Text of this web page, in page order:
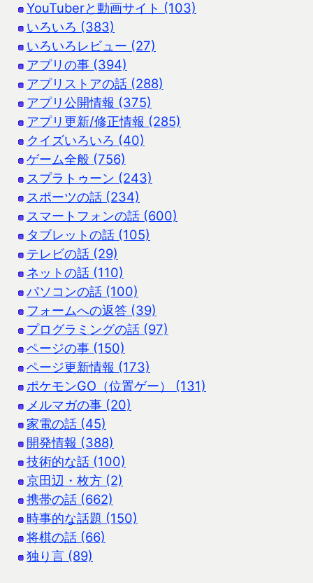
YouTuberと動画サイト (103)
いろいろ (383)
いろいろレビュー (27)
アプリの事 (394)
アプリストアの話 (288)
アプリ公開情報 (375)
アプリ更新/修正情報 (285)
クイズいろいろ (40)
ゲーム全般 (756)
スプラトゥーン (243)
スポーツの話 (234)
スマートフォンの話 (600)
タブレットの話 (105)
テレビの話 (29)
ネットの話 (110)
パソコンの話 (100)
フォームへの返答 (39)
プログラミングの話 (97)
ページの事 (150)
ページ更新情報 (173)
ポケモンGO（位置ゲー） (131)
メルマガの事 (20)
家電の話 (45)
開発情報 (388)
技術的な話 (100)
京田辺・枚方 (2)
携帯の話 (662)
時事的な話題 (150)
将棋の話 (66)
独り言 (89)